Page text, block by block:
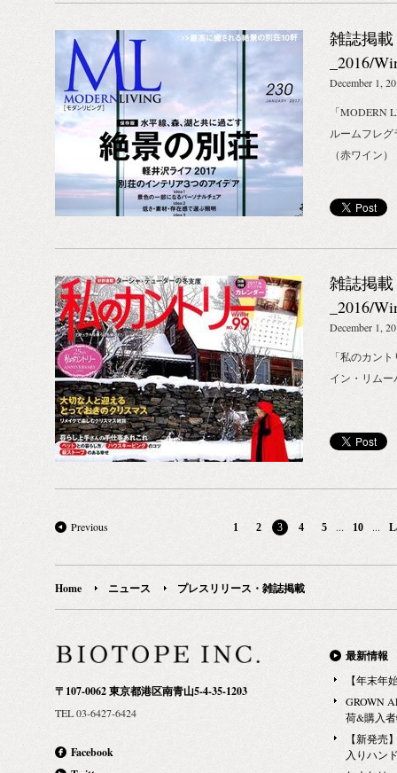
の買い物ではなく、暮らしが変わる体験を創出する
「MINI LAB｜ミニマルな実験室」 をオープンいた
します。 たくさんのモノをかかえる生活にどこか不
満を感じる新しい時代に生きる人々にむけて、健
康・食・美容・エシカルを軸に、新しい自分の生き
方を見つけられるような、実験型のワークショップ
も開催していきます。 ■ 店舗名：MINI LAB ×
BIOTOPE INC. （ミニラボ バイ ビオトープインク）
■ HP：http://biotope-inc.com/minilab_by_biotopeinc
■ オープン日：2017年4月中旬 ■ 住所：〒160-
0022 東京都新宿区新宿4-1-6 ニュウマン新宿 ■ 取
LABORATORIO OLFATTIVO、STOP THE WATER
WHILE USING ME!、MR.SMITH、TANGENTGC、
L:A BRUKET ■ BIOTOPE INC. とは ：新進気鋭の
ライフスタイルブランドを通じて、新しい暮らしの
価値観と体験を提案する生活様式提案企業 皆さまに
お会いできますこと、BIOTOPE INC.一同、楽しみ
しております。ぜひご期待ください！
雑誌掲載
_2016/
December 1,
「MODERN
ルームフレ
（赤ワイン
雑誌掲載
_2016/
December 1,
「私のカン
イン・リム
Previous 1 2 3 4 5 ... 10 ...
Home ニュース プレスリリース・雑誌掲載
〒107-0062 東京都港区南青山5-4-35-1203
TEL 03-6427-6424
Facebook
最新情報
【年末年
GROWN
荷&購入
【新発売
入りハン